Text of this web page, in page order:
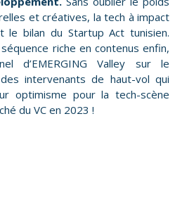
et créatives, la tech à impact
le bilan du Startup Act tunisien.
riche en contenus enfin,
d’EMERGING Valley sur le
intervenants de haut-vol qui
optimisme pour la tech-scène
du VC en 2023 !